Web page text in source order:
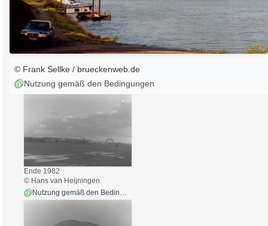
© Frank Sellke / brueckenweb.de
Nutzung gemäß den Bedingungen
Ende 1982
© Hans van Heijningen
Nutzung gemäß den Bedingungen